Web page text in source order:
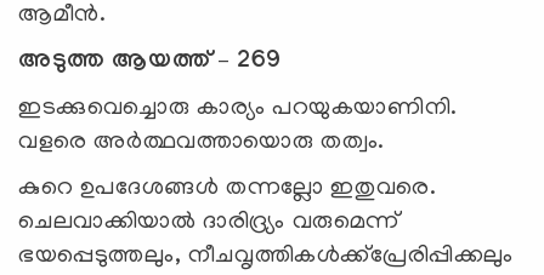
ആമീന്‍.
അടുത്ത ആയത്ത് – 269
ഇടക്കുവെച്ചൊരു കാര്യം പറയുകയാണിനി.
വളരെ അര്‍ത്ഥവത്തായൊരു തത്വം.
കുറെ ഉപദേശങ്ങള്‍ തന്നല്ലോ ഇതുവരെ.
ചെലവാക്കിയാല്‍ ദാരിദ്ര്യം വരുമെന്ന്
ഭയപ്പെടുത്തലും, നീചവൃത്തികള്‍ക്ക്പ്രേരിപ്പിക്കലും